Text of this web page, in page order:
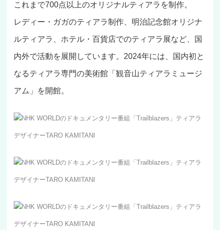
これまで700点以上のオリジナルティアラを制作。
レディー・ガガのティアラ制作、明治記念館オリジナ
ルティアラ、ホテル・百貨店でのティアラ展など、国
内外で活動を展開しています。2024年には、国内初と
なるティアラ専門の美術館「観音山ティアラミュージ
アム」を開館。
NHK WORLDのドキュメンタリー番組「Trailblazers」ティアラ
デザイナーTARO KAMITANI
NHK WORLDのドキュメンタリー番組「Trailblazers」ティアラ
デザイナーTARO KAMITANI
NHK WORLDのドキュメンタリー番組「Trailblazers」ティアラ
デザイナーTARO KAMITANI